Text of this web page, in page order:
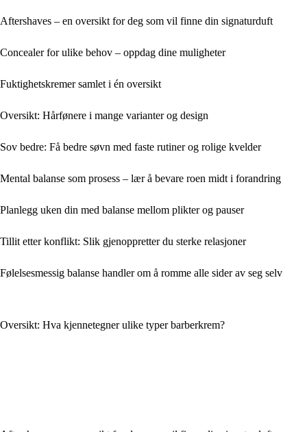
Aftershaves – en oversikt for deg som vil finne din signaturduft
Concealer for ulike behov – oppdag dine muligheter
Fuktighetskremer samlet i én oversikt
Oversikt: Hårfønere i mange varianter og design
Sov bedre: Få bedre søvn med faste rutiner og rolige kvelder
Mental balanse som prosess – lær å bevare roen midt i forandring
Planlegg uken din med balanse mellom plikter og pauser
Tillit etter konflikt: Slik gjenoppretter du sterke relasjoner
Følelsesmessig balanse handler om å romme alle sider av seg selv
Oversikt: Hva kjennetegner ulike typer barberkrem?